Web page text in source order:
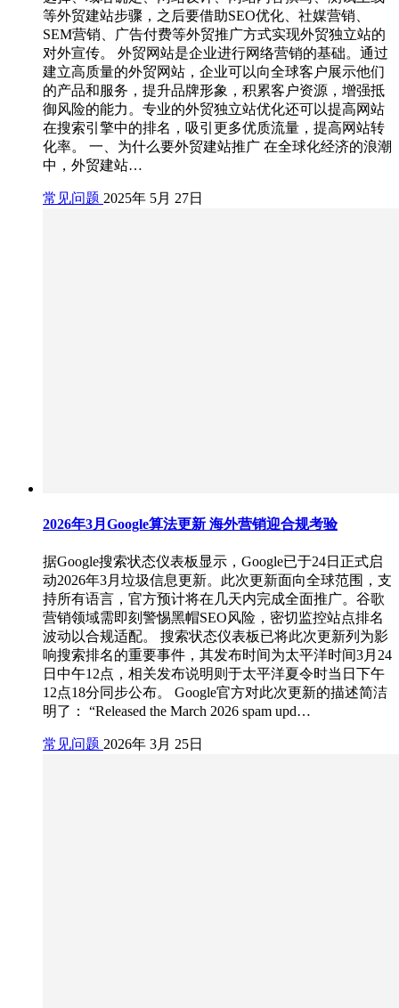
等外贸建站步骤，之后要借助SEO优化、社媒营销、
SEM营销、广告付费等外贸推广方式实现外贸独立站的
对外宣传。 外贸网站是企业进行网络营销的基础。通过
建立高质量的外贸网站，企业可以向全球客户展示他们
的产品和服务，提升品牌形象，积累客户资源，增强抵
御风险的能力。专业的外贸独立站优化还可以提高网站
在搜索引擎中的排名，吸引更多优质流量，提高网站转
化率。 一、为什么要外贸建站推广 在全球化经济的浪潮
中，外贸建站…
常见问题 2025年 5月 27日
2026年3月Google算法更新 海外营销迎合规考验
据Google搜索状态仪表板显示，Google已于24日正式启
动2026年3月垃圾信息更新。此次更新面向全球范围，支
持所有语言，官方预计将在几天内完成全面推广。谷歌
营销领域需即刻警惕黑帽SEO风险，密切监控站点排名
波动以合规适配。 搜索状态仪表板已将此次更新列为影
响搜索排名的重要事件，其发布时间为太平洋时间3月24
日中午12点，相关发布说明则于太平洋夏令时当日下午
12点18分同步公布。 Google官方对此次更新的描述简洁
明了： “Released the March 2026 spam upd…
常见问题 2026年 3月 25日